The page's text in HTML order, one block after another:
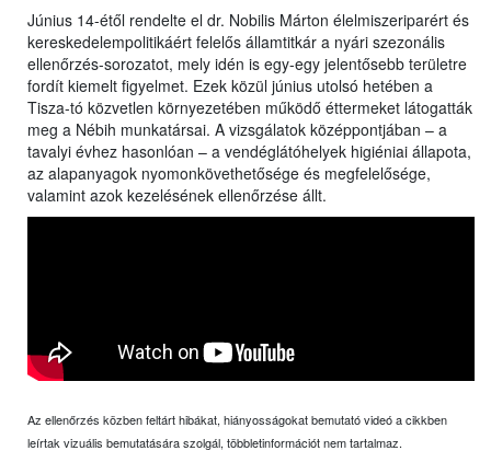
Június 14-étől rendelte el dr. Nobilis Márton élelmiszeriparért és
kereskedelempolitikáért felelős államtitkár a nyári szezonális
ellenőrzés-sorozatot, mely idén is egy-egy jelentősebb területre
fordít kiemelt figyelmet. Ezek közül június utolsó hetében a
Tisza-tó közvetlen környezetében működő éttermeket látogatták
meg a Nébih munkatársai. A vizsgálatok középpontjában – a
tavalyi évhez hasonlóan – a vendéglátóhelyek higiéniai állapota,
az alapanyagok nyomonkövethetősége és megfelelősége,
valamint azok kezelésének ellenőrzése állt.
Az ellenőrzés közben feltárt hibákat, hiányosságokat bemutató videó a cikkben
leírtak vizuális bemutatására szolgál, többletinformációt nem tartalmaz.